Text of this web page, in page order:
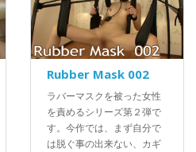
Rubber Mask 002
ラバーマスクを被った女性
を責めるシリーズ第２弾で
す。今作では、まず自分で
は脱ぐ事の出来ない、カギ